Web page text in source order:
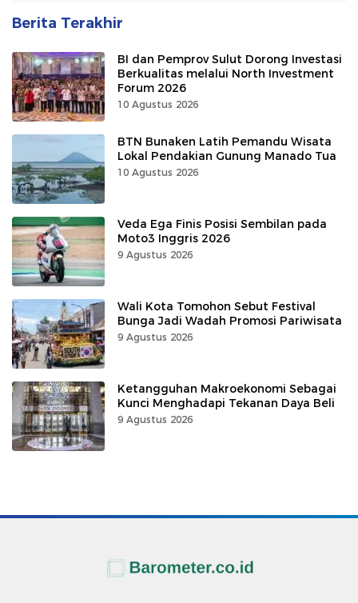
Berita Terakhir
BI dan Pemprov Sulut Dorong Investasi
Berkualitas melalui North Investment
Forum 2026
10 Agustus 2026
BTN Bunaken Latih Pemandu Wisata
Lokal Pendakian Gunung Manado Tua
10 Agustus 2026
Veda Ega Finis Posisi Sembilan pada
Moto3 Inggris 2026
9 Agustus 2026
Wali Kota Tomohon Sebut Festival
Bunga Jadi Wadah Promosi Pariwisata
9 Agustus 2026
Ketangguhan Makroekonomi Sebagai
Kunci Menghadapi Tekanan Daya Beli
9 Agustus 2026